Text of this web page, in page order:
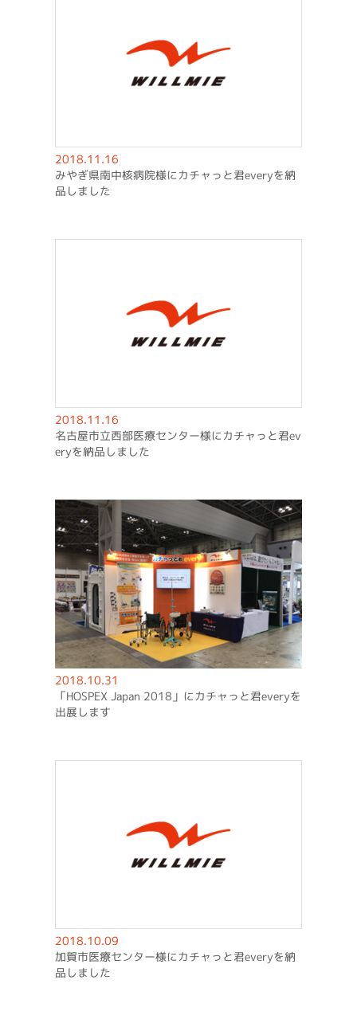
2018.11.16
みやぎ県南中核病院様にカチャっと君everyを納
品しました
2018.11.16
名古屋市立西部医療センター様にカチャっと君ev
eryを納品しました
2018.10.31
「HOSPEX Japan 2018」にカチャっと君everyを
出展します
2018.10.09
加賀市医療センター様にカチャっと君everyを納
品しました